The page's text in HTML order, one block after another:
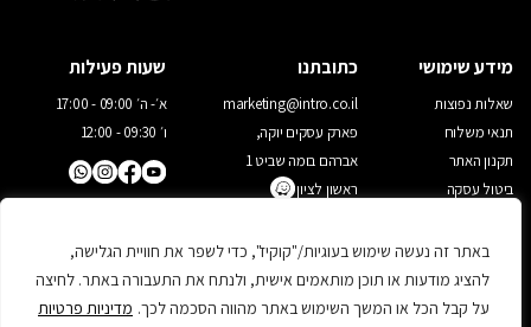
באתר זה נעשה שימוש בעוגיות/"קוקיז", כדי לשפר את חוויית הגלישה,
להציג מודעות או תוכן מותאמים אישית, ולנתח את התעבורה באתר. לחיצה
על קבל הכל או המשך השימוש באתר מהווה הסכמה לכך. מדיניות פרטיות
מידע שימושי
שאלות נפוצות
תנאי משלוח
תקנון האתר
ביטול עסקה
שעות פעילות
א׳- ה׳ 09:00 - 17:00
ו׳ 09:30 - 12:00
כתובתנו
marketing@intro.co.il
פארק עסקים יוקה,
אברהם בומה שביט 1
ראשון לציון